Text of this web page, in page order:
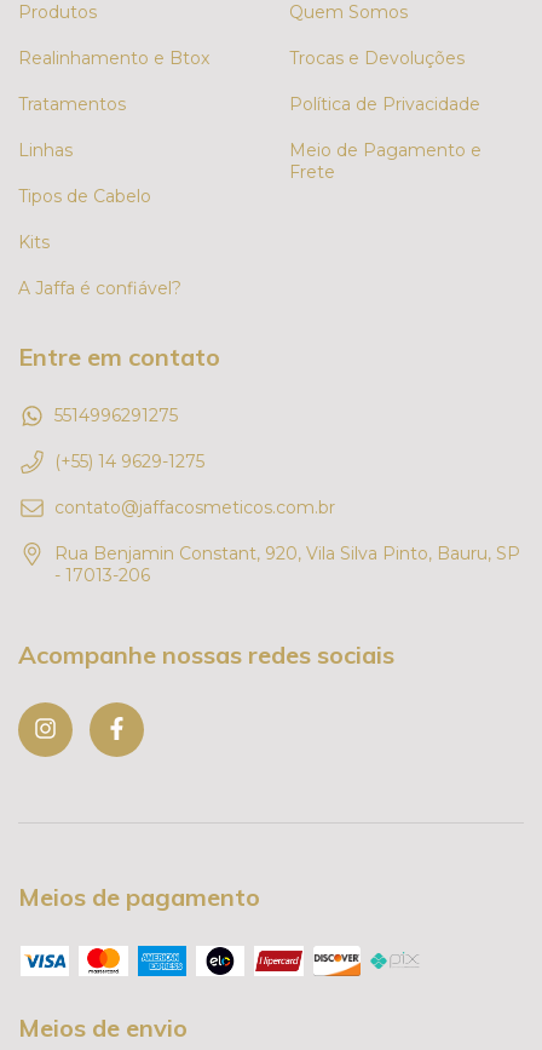
Produtos
Realinhamento e Btox
Tratamentos
Linhas
Tipos de Cabelo
Kits
A Jaffa é confiável?
Quem Somos
Trocas e Devoluções
Política de Privacidade
Meio de Pagamento e
Frete
Entre em contato
5514996291275
(+55) 14 9629-1275
contato@jaffacosmeticos.com.br
Rua Benjamin Constant, 920, Vila Silva Pinto, Bauru, SP
- 17013-206
Acompanhe nossas redes sociais
Meios de pagamento
Meios de envio